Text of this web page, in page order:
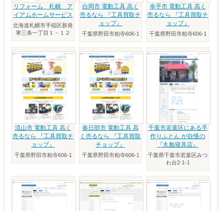
リフォーム 札幌 ア
イアムホームサービス
北海道札幌市手稲区新発
寒三条一丁目１－１２
白岡市 電動工具 高く
売るなら 『工具買取チ
ョップ』
千葉県野田市柏寺606-1
幸手市 電動工具 高く
売るなら 『工具買取チ
ョップ』
千葉県野田市柏寺606-1
流山市 電動工具 高く
売るなら 『工具買取チ
ョップ』
千葉県野田市柏寺606-1
春日部市 電動工具 高
く売るなら 『工具買取
チョップ』
千葉県野田市柏寺606-1
千葉市若葉区にある手
作りふとん が自慢の
『丸勉寝具店』
千葉県千葉市若葉区みつ
わ台2-1-1